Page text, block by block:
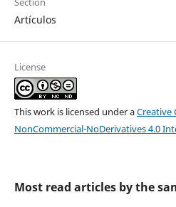
Artículos
License
This work is licensed under aCreative
NonCommercial-NoDerivatives 4.0
Most read articles by the